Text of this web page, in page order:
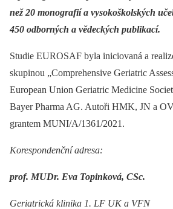
než 20 monografií a vysokoškolských
450 odborných a vědeckých publikací.
Studie EUROSAF byla iniciovaná a
skupinou „Comprehensive Geriatric
European Union Geriatric Medicine
Bayer Pharma AG. Autoři HMK, JN a
grantem MUNI/A/1361/2021.
Korespondenční adresa:
prof. MUDr. Eva Topinková, CSc.
Geriatrická klinika 1. LF UK a VFN